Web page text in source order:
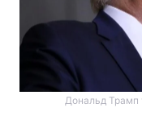
Дональд Трамп